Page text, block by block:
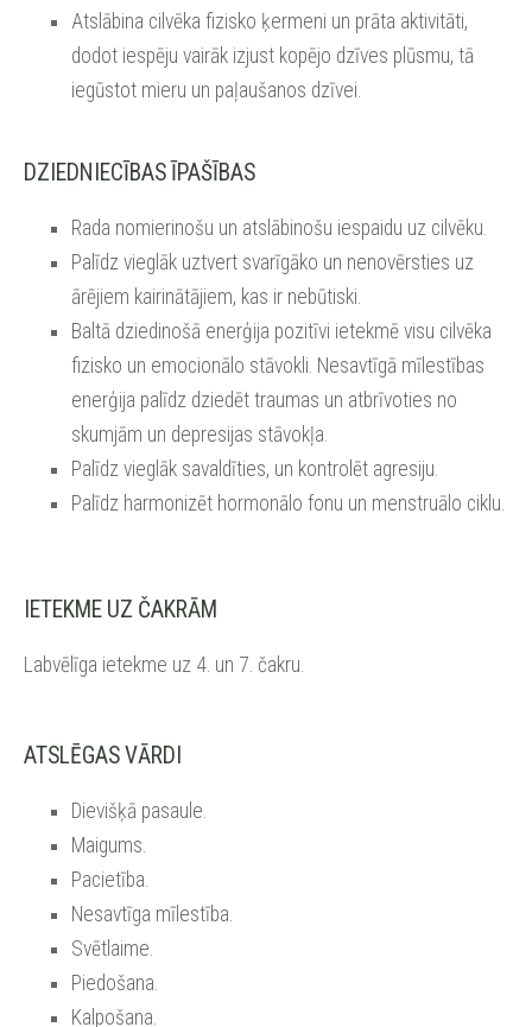
Atslābina cilvēka fizisko ķermeni un prāta aktivitāti,
dodot iespēju vairāk izjust kopējo dzīves plūsmu, tā
iegūstot mieru un paļaušanos dzīvei.
DZIEDNIECĪBAS ĪPAŠĪBAS
Rada nomierinošu un atslābinošu iespaidu uz cilvēku.
Palīdz vieglāk uztvert svarīgāko un nenovērsties uz
ārējiem kairinātājiem, kas ir nebūtiski.
Baltā dziedinošā enerģija pozitīvi ietekmē visu cilvēka
fizisko un emocionālo stāvokli. Nesavtīgā mīlestības
enerģija palīdz dziedēt traumas un atbrīvoties no
skumjām un depresijas stāvokļa.
Palīdz vieglāk savaldīties, un kontrolēt agresiju.
Palīdz harmonizēt hormonālo fonu un menstruālo ciklu.
IETEKME UZ ČAKRĀM
Labvēlīga ietekme uz 4. un 7. čakru.
ATSLĒGAS VĀRDI
Dievišķā pasaule.
Maigums.
Pacietība.
Nesavtīga mīlestība.
Svētlaime.
Piedošana.
Kalpošana.